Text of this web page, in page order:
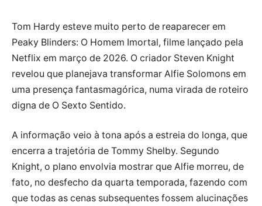
Tom Hardy esteve muito perto de reaparecer em
Peaky Blinders: O Homem Imortal, filme lançado pela
Netflix em março de 2026. O criador Steven Knight
revelou que planejava transformar Alfie Solomons em
uma presença fantasmagórica, numa virada de roteiro
digna de O Sexto Sentido.
A informação veio à tona após a estreia do longa, que
encerra a trajetória de Tommy Shelby. Segundo
Knight, o plano envolvia mostrar que Alfie morreu, de
fato, no desfecho da quarta temporada, fazendo com
que todas as cenas subsequentes fossem alucinações